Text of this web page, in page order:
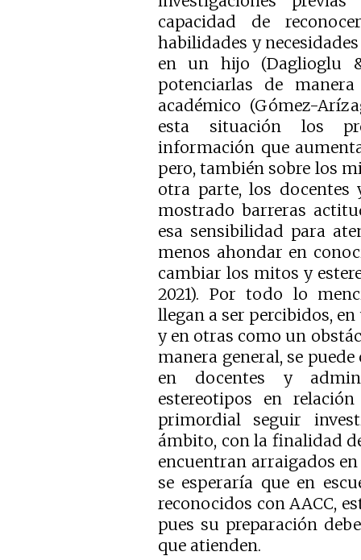
capacidad de
habilidades y
en un hijo (Daglioglu &
potenciarlas de
académico (Gómez-
esta situación los
información que
pero, también sobre los
otra parte, los docentes
mostrado barreras
esa sensibilidad para
menos ahondar en
cambiar los mitos y
2021). Por todo lo
llegan a ser percibidos,
y en otras como un
manera general, se
en docentes y
estereotipos en
primordial seguir
ámbito, con la finalidad
encuentran arraigados
se esperaría que en
reconocidos con AACC,
pues su preparación
que atienden.